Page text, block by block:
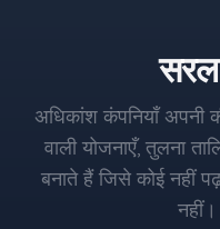
अधिकांश कंपनियाँ अपनी
वाली योजनाएँ, तुलना
बनाते हैं जिसे कोई नहीं
नहीं।